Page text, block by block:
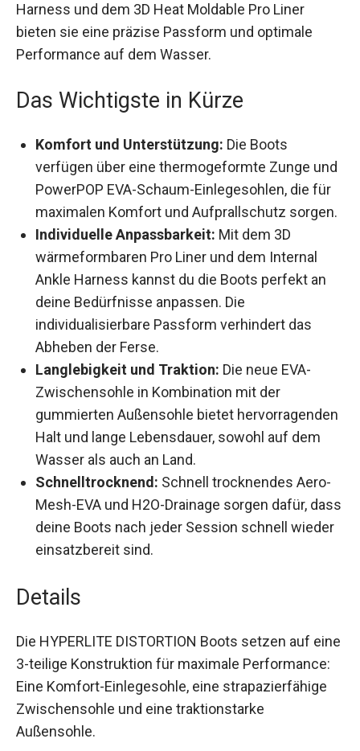
Harness und dem 3D Heat Moldable Pro Liner
bieten sie eine präzise Passform und optimale
Performance auf dem Wasser.
Das Wichtigste in Kürze
Komfort und Unterstützung: Die Boots
verfügen über eine thermogeformte Zunge und
PowerPOP EVA-Schaum-Einlegesohlen, die für
maximalen Komfort und Aufprallschutz sorgen.
Individuelle Anpassbarkeit: Mit dem 3D
wärmeformbaren Pro Liner und dem Internal
Ankle Harness kannst du die Boots perfekt an
deine Bedürfnisse anpassen. Die
individualisierbare Passform verhindert das
Abheben der Ferse.
Langlebigkeit und Traktion: Die neue EVA-
Zwischensohle in Kombination mit der
gummierten Außensohle bietet hervorragenden
Halt und lange Lebensdauer, sowohl auf dem
Wasser als auch an Land.
Schnelltrocknend: Schnell trocknendes Aero-
Mesh-EVA und H2O-Drainage sorgen dafür, dass
deine Boots nach jeder Session schnell wieder
einsatzbereit sind.
Details
Die HYPERLITE DISTORTION Boots setzen auf eine
3-teilige Konstruktion für maximale Performance:
Eine Komfort-Einlegesohle, eine strapazierfähige
Zwischensohle und eine traktionstarke
Außensohle.